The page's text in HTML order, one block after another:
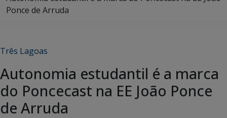
Ponce de Arruda
Três Lagoas
Autonomia estudantil é a marca
do Poncecast na EE João Ponce
de Arruda